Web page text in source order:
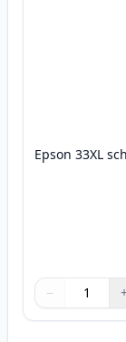
Epson 33XL
Menge
Verwenden
−
Menge 1